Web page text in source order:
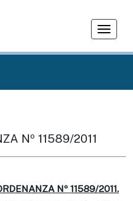
T
g
t
Nº 11589/2011
Nº 11589/2011.